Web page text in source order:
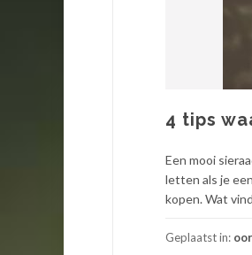
4 tips
Een mooi
letten als je
kopen. Wat
Geplaatst in: